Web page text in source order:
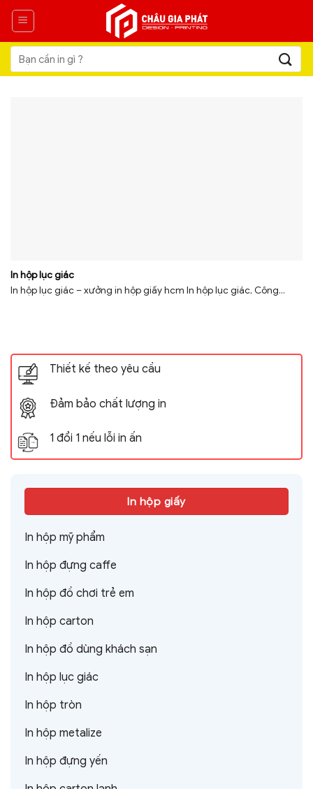
Skip
content
Tìm
kiếm:
In hộp lục giác
In hộp lục giác – xưởng in hộp giấy hcm In hộp lục giác, Công...
Thiết kế theo yêu cầu
Đảm bảo chất lượng in
1 đổi 1 nếu lỗi in ấn
In hộp giấy
In hộp mỹ phẩm
In hộp đựng caffe
In hộp đồ chơi trẻ em
In hộp carton
In hộp đồ dùng khách sạn
In hộp lục giác
In hộp tròn
In hộp metalize
In hộp đựng yến